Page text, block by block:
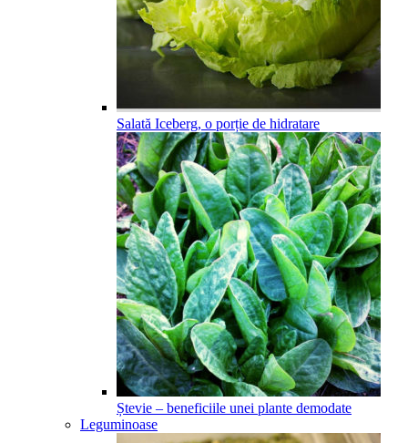
Salată Iceberg, o porție de hidratare
Ștevie – beneficiile unei plante demodate
Leguminoase